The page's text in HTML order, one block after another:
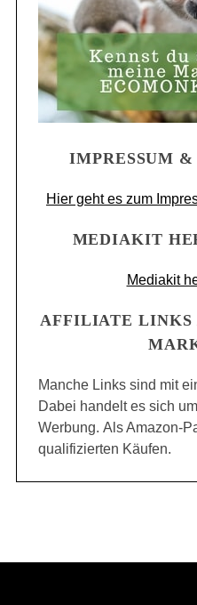
IMPRESSUM
Hier geht es zum
MEDIAKIT
Mediakit
AFFILIATE LINKS
Manche Links sind mit
Dabei handelt es sich
Werbung. Als Amazon-
qualifizierten Käufen.